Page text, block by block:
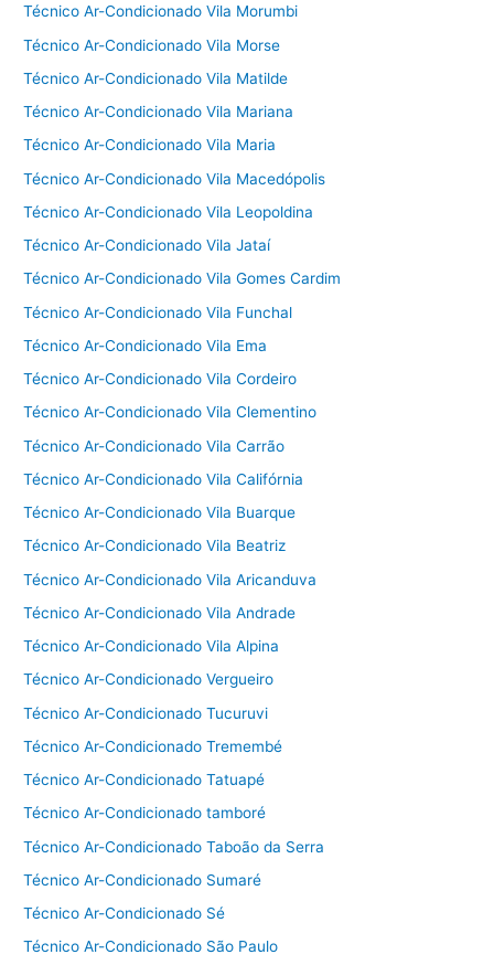
Técnico Ar-Condicionado Vila Morumbi
Técnico Ar-Condicionado Vila Morse
Técnico Ar-Condicionado Vila Matilde
Técnico Ar-Condicionado Vila Mariana
Técnico Ar-Condicionado Vila Maria
Técnico Ar-Condicionado Vila Macedópolis
Técnico Ar-Condicionado Vila Leopoldina
Técnico Ar-Condicionado Vila Jataí
Técnico Ar-Condicionado Vila Gomes Cardim
Técnico Ar-Condicionado Vila Funchal
Técnico Ar-Condicionado Vila Ema
Técnico Ar-Condicionado Vila Cordeiro
Técnico Ar-Condicionado Vila Clementino
Técnico Ar-Condicionado Vila Carrão
Técnico Ar-Condicionado Vila Califórnia
Técnico Ar-Condicionado Vila Buarque
Técnico Ar-Condicionado Vila Beatriz
Técnico Ar-Condicionado Vila Aricanduva
Técnico Ar-Condicionado Vila Andrade
Técnico Ar-Condicionado Vila Alpina
Técnico Ar-Condicionado Vergueiro
Técnico Ar-Condicionado Tucuruvi
Técnico Ar-Condicionado Tremembé
Técnico Ar-Condicionado Tatuapé
Técnico Ar-Condicionado tamboré
Técnico Ar-Condicionado Taboão da Serra
Técnico Ar-Condicionado Sumaré
Técnico Ar-Condicionado Sé
Técnico Ar-Condicionado São Paulo